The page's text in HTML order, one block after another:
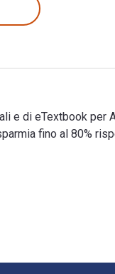
e di eTextbook per
fino al 80%